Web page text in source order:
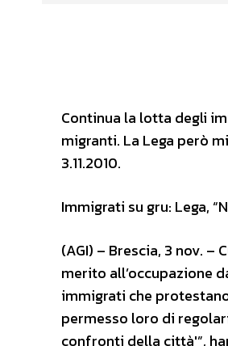
Continua la lotta degli
migranti. La Lega però
3.11.2010.
Immigrati su gru: Lega,
(AGI) – Brescia, 3 nov.
merito all’occupazione
immigrati che
permesso loro di
confronti della città'”,